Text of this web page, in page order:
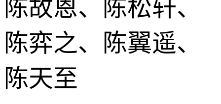
陈故恩、陈松轩、
陈弈之、陈翼遥、
陈天至